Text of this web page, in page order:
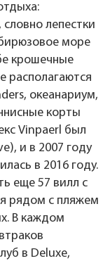
лепестки
море
крошечные
располагаются
океанариум,
корты
Vinpaerl был
и в 2007 году
в 2016 году.
еще 57 вилл с
рядом с пляжем
В каждом
в Deluxe,